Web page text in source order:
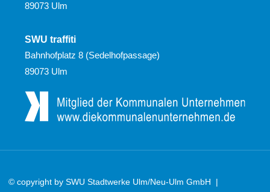
89073 Ulm
SWU traffiti
Bahnhofplatz 8 (Sedelhofpassage)
89073 Ulm
© copyright by SWU Stadtwerke Ulm/Neu-Ulm GmbH |